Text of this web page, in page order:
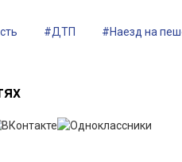
#ДТП #Наезд на